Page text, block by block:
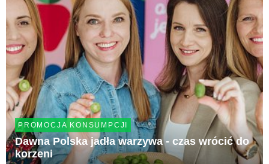
PROMOCJA KONSUMPCJI
Dawna Polska jadła warzywa - czas wrócić do
korzeni